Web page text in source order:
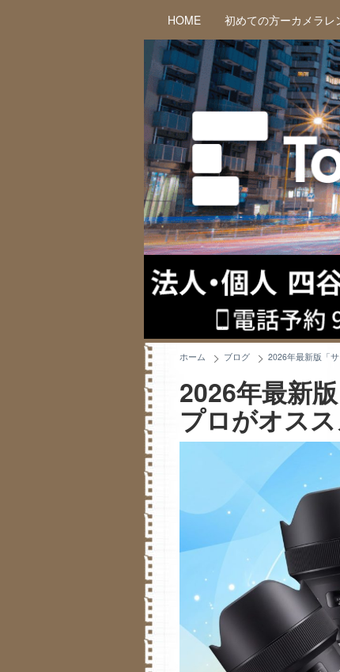
HOME 初めての方ーカメラレ
ホーム ブログ 2026年最新版「
2026年最新
プロがオス